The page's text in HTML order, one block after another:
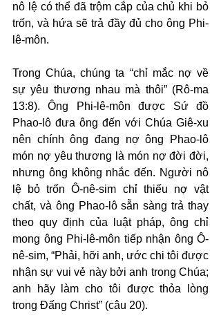
nô lệ có thể đã trộm cắp của chủ khi bỏ
trốn, và hứa sẽ trả đầy đủ cho ông Phi-
lê-môn.
Trong Chúa, chúng ta “chỉ mắc nợ về
sự yêu thương nhau mà thôi” (Rô-ma
13:8). Ông Phi-lê-môn được Sứ đồ
Phao-lô đưa ông đến với Chúa Giê-xu
nên chính ông đang nợ ông Phao-lô
món nợ yêu thương là món nợ đời đời,
nhưng ông không nhắc đến. Người nô
lệ bỏ trốn Ô-nê-sim chỉ thiếu nợ vật
chất, và ông Phao-lô sẵn sàng trả thay
theo quy định của luật pháp, ông chỉ
mong ông Phi-lê-môn tiếp nhận ông Ô-
nê-sim, “Phải, hỡi anh, ước chi tôi được
nhận sự vui vẻ này bởi anh trong Chúa;
anh hãy làm cho tôi được thỏa lòng
trong Đấng Christ” (câu 20).